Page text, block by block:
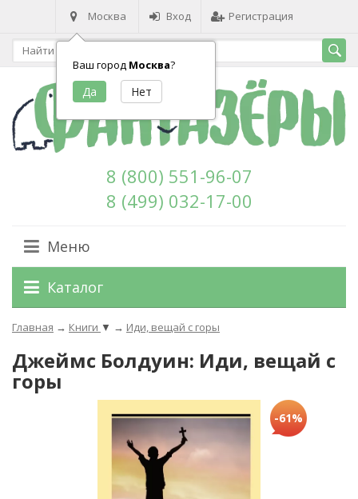
Москва
Ваш город Москва?
Вход Регистрация
8 (800) 551-96-07
8 (499) 032-17-00
Меню
Каталог
Главная → Книги ▼ → Иди, вещай с горы
Джеймс Болдуин: Иди, вещай с
горы
-61%